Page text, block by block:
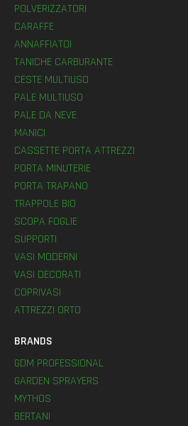
POLVERIZZATORI
CARAFFE
ANNAFFIATOI
TANICHE CARBURANTE
CESTE MULTIUSO
PALE MULTIUSO
PALE DA NEVE
MANICI
CASSETTE PORTA ATTREZZI
PORTA MINUTERIE
PORTA TRAPANO
TRAPPOLE BIO
SCOPA FOGLIE
SUPPORTI
VASI MODERNI
VASI DECORATI
COPRIVASI
ATTREZZI ORTO
BRANDS
GDM PROFESSIONAL
GARDEN SPRAYERS
MYTHOS
BERTANI